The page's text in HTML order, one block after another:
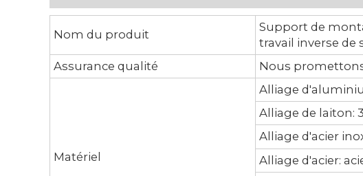
Nom du produit
Support de
travail inverse de
Assurance qualité
Nous
Matériel
Alliage
Alliage de laiton:
Alliage d'acier
Alliage d'acier: